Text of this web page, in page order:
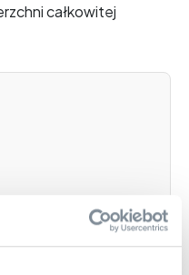
całkowitej
OPEN PROFIT